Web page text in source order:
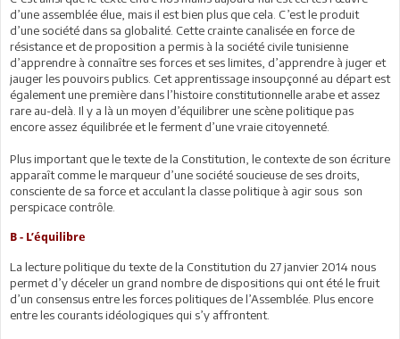
d’une assemblée élue, mais il est bien plus que cela. C’est le produit
d’une société dans sa globalité. Cette crainte canalisée en force de
résistance et de proposition a permis à la société civile tunisienne
d’apprendre à connaître ses forces et ses limites, d’apprendre à juger et
jauger les pouvoirs publics. Cet apprentissage insoupçonné au départ est
également une première dans l’histoire constitutionnelle arabe et assez
rare au-delà. Il y a là un moyen d’équilibrer une scène politique pas
encore assez équilibrée et le ferment d’une vraie citoyenneté.
Plus important que le texte de la Constitution, le contexte de son écriture
apparaît comme le marqueur d’une société soucieuse de ses droits,
consciente de sa force et acculant la classe politique à agir sous son
perspicace contrôle.
B - L’équilibre
La lecture politique du texte de la Constitution du 27 janvier 2014 nous
permet d’y déceler un grand nombre de dispositions qui ont été le fruit
d’un consensus entre les forces politiques de l’Assemblée. Plus encore
entre les courants idéologiques qui s’y affrontent.